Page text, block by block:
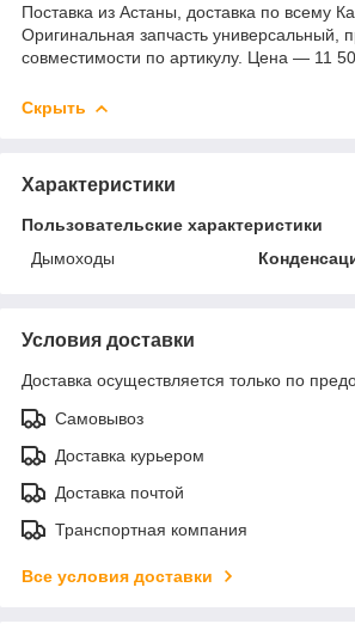
Поставка из Астаны, доставка по всему
Оригинальная запчасть универсальный,
совместимости по артикулу. Цена — 11
Скрыть
Характеристики
Пользовательские характеристики
Дымоходы
Условия доставки
Доставка осуществляется только по
Самовывоз
Доставка курьером
Доставка почтой
Транспортная компания
Все условия доставки